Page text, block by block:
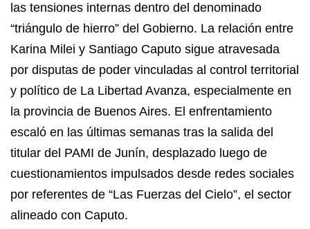
las tensiones internas dentro del denominado
“triángulo de hierro” del Gobierno. La relación entre
Karina Milei y Santiago Caputo sigue atravesada
por disputas de poder vinculadas al control territorial
y político de La Libertad Avanza, especialmente en
la provincia de Buenos Aires. El enfrentamiento
escaló en las últimas semanas tras la salida del
titular del PAMI de Junín, desplazado luego de
cuestionamientos impulsados desde redes sociales
por referentes de “Las Fuerzas del Cielo”, el sector
alineado con Caputo.